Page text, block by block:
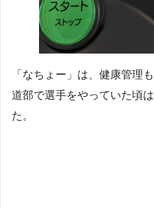
「なちょー」は、健康管理
道部で選手をやっていた頃
た。